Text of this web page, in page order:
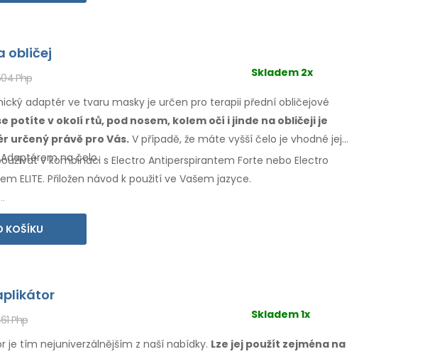
obličej
Php Skladem 2x
adaptér ve tvaru masky je určen pro terapii přední obličejové
potíte v okolí rtů, pod nosem, kolem očí i jinde na obličeji je
určený právě pro Vás. V případě, že máte vyšší čelo je vhodné jej
na čelo.
v kombinaci s Electro Antiperspirantem Forte nebo Electro
ELITE. Přiložen návod k použití ve Vašem jazyce.
KOŠÍKU
Php Skladem 1x
je tím nejuniverzálnějším z naší nabídky. Lze jej použít zejména na